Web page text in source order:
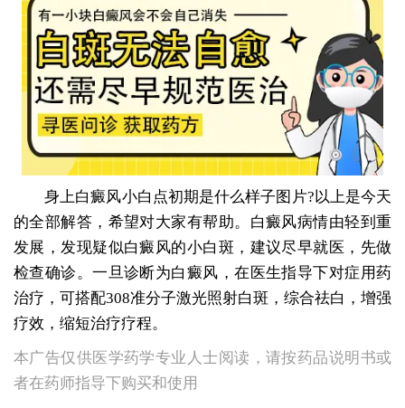
身上白癜风小白点初期是什么样子图片?以上是今天
的全部解答，希望对大家有帮助。白癜风病情由轻到重
发展，发现疑似白癜风的小白斑，建议尽早就医，先做
检查确诊。一旦诊断为白癜风，在医生指导下对症用药
治疗，可搭配308准分子激光照射白斑，综合祛白，增强
疗效，缩短治疗疗程。
本广告仅供医学药学专业人士阅读，请按药品说明书或
者在药师指导下购买和使用